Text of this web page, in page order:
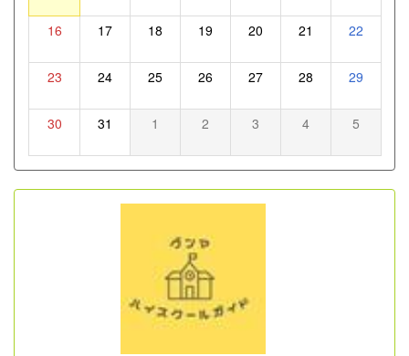
16 17 18 19 20 21 22
23 24 25 26 27 28 29
30 31 1 2 3 4 5